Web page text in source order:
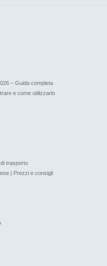
– Guida completa
e come utilizzarlo
trasporto
| Prezzi e consigli